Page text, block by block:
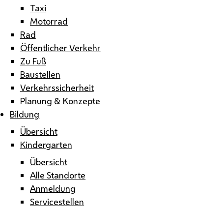
Taxi
Motorrad
Rad
Öffentlicher Verkehr
Zu Fuß
Baustellen
Verkehrssicherheit
Planung & Konzepte
Bildung
Übersicht
Kindergarten
Übersicht
Alle Standorte
Anmeldung
Servicestellen